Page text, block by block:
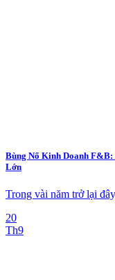
Bùng Nổ Kinh Doanh
Lớn
Trong vài năm trở lại
20
Th9